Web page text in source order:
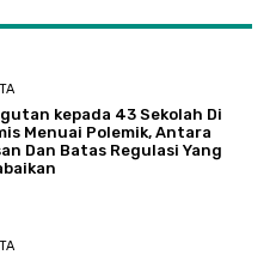
kepada 43 Sekolah Di
Menuai Polemik, Antara
Dan Batas Regulasi Yang